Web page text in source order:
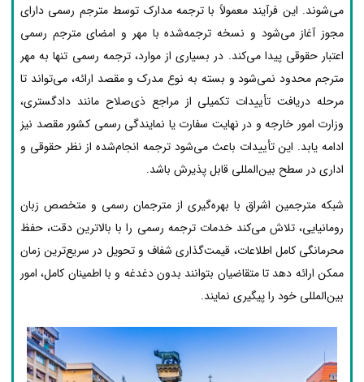
می‌شوند. این فرآیند معمولاً با ترجمه مدارک توسط مترجم رسمی دارای
مجوز آغاز می‌شود و نسخه ترجمه‌شده با مهر و امضای مترجم رسمی
اعتبار حقوقی پیدا می‌کند. در بسیاری از موارد، ترجمه رسمی تنها به مهر
مترجم محدود نمی‌شود و بسته به نوع مدرک و مقصد ارائه، می‌تواند تا
مرحله دریافت تأییدات تکمیلی از مراجع ذی‌صلاح مانند دادگستری،
وزارت امور خارجه و در نهایت سفارت یا نمایندگی رسمی کشور مقصد نیز
ادامه یابد. این تأییدات باعث می‌شود ترجمه انجام‌شده از نظر حقوقی و
اداری در سطح بین‌المللی قابل پذیرش باشد.
شبکه مترجمین اشراق با بهره‌گیری از مترجمان رسمی و متخصص زبان
رومانیایی، تلاش می‌کند خدمات ترجمه رسمی را با بالاترین دقت، حفظ
محرمانگی کامل اطلاعات، قیمت‌گذاری شفاف و تحویل در سریع‌ترین زمان
ممکن ارائه دهد تا متقاضیان بتوانند بدون دغدغه و با اطمینان کامل، امور
بین‌المللی خود را پیگیری نمایند.